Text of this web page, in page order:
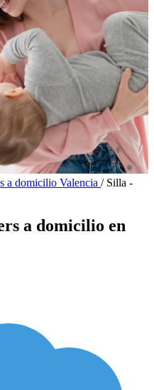
a domicilio Valencia / Silla -
a domicilio en